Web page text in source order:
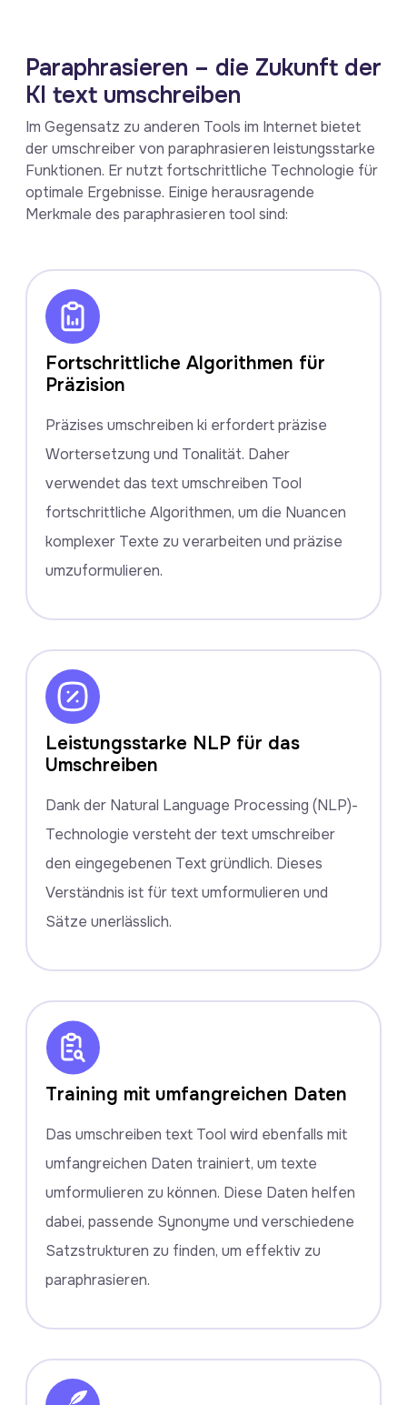
Paraphrasieren – die Zukunft der
KI text umschreiben
Im Gegensatz zu anderen Tools im Internet bietet
der umschreiber von paraphrasieren leistungsstarke
Funktionen. Er nutzt fortschrittliche Technologie für
optimale Ergebnisse. Einige herausragende
Merkmale des paraphrasieren tool sind:
Fortschrittliche Algorithmen für
Präzision
Präzises umschreiben ki erfordert präzise
Wortersetzung und Tonalität. Daher
verwendet das text umschreiben Tool
fortschrittliche Algorithmen, um die Nuancen
komplexer Texte zu verarbeiten und präzise
umzuformulieren.
Leistungsstarke NLP für das
Umschreiben
Dank der Natural Language Processing (NLP)-
Technologie versteht der text umschreiber
den eingegebenen Text gründlich. Dieses
Verständnis ist für text umformulieren und
Sätze unerlässlich.
Training mit umfangreichen Daten
Das umschreiben text Tool wird ebenfalls mit
umfangreichen Daten trainiert, um texte
umformulieren zu können. Diese Daten helfen
dabei, passende Synonyme und verschiedene
Satzstrukturen zu finden, um effektiv zu
paraphrasieren.